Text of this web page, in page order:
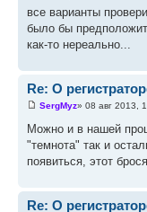
все варианты
было бы
как-то нереально...
Re: О
SergMyz» 08 авг 2013,
Можно и в нашей
"темнота" так и
появиться, этот
Re: О